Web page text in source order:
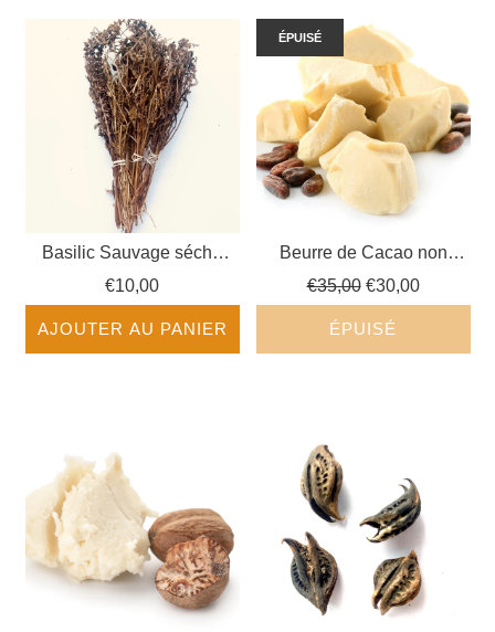
Basilic Sauvage séché
(osime)
€10,00
AJOUTER AU PANIER
ÉPUISÉ
Beurre de Cacao non
raffiné
Prix
€35,00 €30,00
ÉPUISÉ